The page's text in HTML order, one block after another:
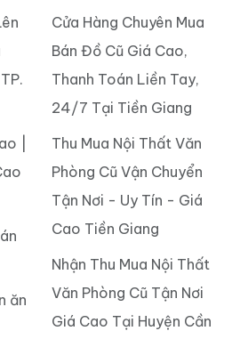
|
ăn
Cửa Hàng Chuyên Mua
Bán Đồ Cũ Giá Cao,
Thanh Toán Liền Tay,
24/7 Tại Tiền Giang
Thu Mua Nội Thất Văn
Phòng Cũ Vận Chuyển
Tận Nơi - Uy Tín - Giá
Cao Tiền Giang
Nhận Thu Mua Nội Thất
Văn Phòng Cũ Tận Nơi
Giá Cao Tại Huyện Cần